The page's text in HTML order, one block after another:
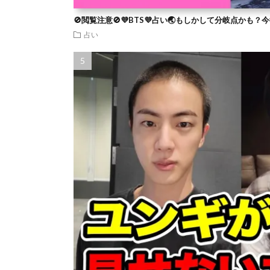
🚫閲覧注意🚫💜BTS💜占い🌏もしかして分岐点かも？
占い